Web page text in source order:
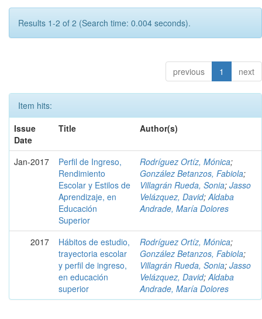
Results 1-2 of 2 (Search time: 0.004 seconds).
previous 1 next
Item hits:
Issue
Date
Title Author(s)
Jan-2017
Perfil de Ingreso,
Rendimiento
Escolar y Estilos de
Aprendizaje, en
Educación
Superior
Rodríguez Ortíz, Mónica;
González Betanzos, Fabiola;
Villagrán Rueda, Sonia; Jasso
Velázquez, David; Aldaba
Andrade, María Dolores
2017
Hábitos de estudio,
trayectoria escolar
y perfil de ingreso,
en educación
superior
Rodríguez Ortíz, Mónica;
González Betanzos, Fabiola;
Villagrán Rueda, Sonia; Jasso
Velázquez, David; Aldaba
Andrade, María Dolores